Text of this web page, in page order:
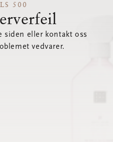
500
siden eller kontakt oss
vedvarer.